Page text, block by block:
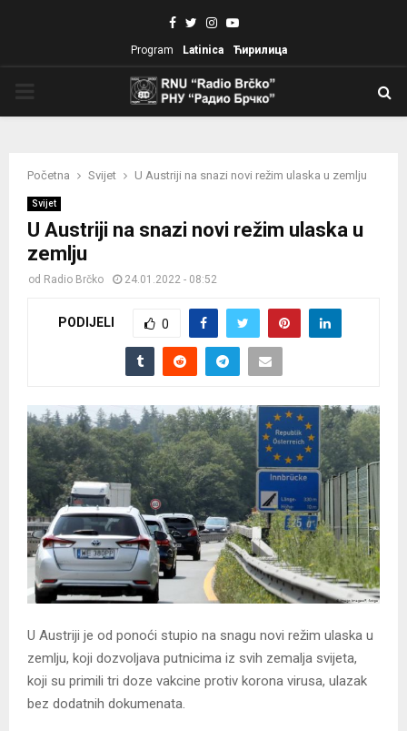
Facebook
TwitterInstagram
Youtube
Program Latinica Ћирилица
Početna Svijet U Austriji na snazi novi režim ulaska u zemlju
Svijet
U Austriji na snazi novi režim ulaska u
zemlju
od Radio Brčko 24.01.2022 - 08:52
PODIJELI 0
U Austriji je od ponoći stupio na snagu novi režim ulaska u
zemlju, koji dozvoljava putnicima iz svih zemalja svijeta,
koji su primili tri doze vakcine protiv korona virusa, ulazak
bez dodatnih dokumenata.